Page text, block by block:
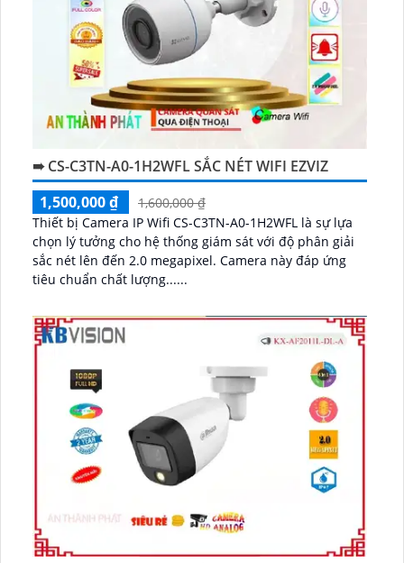
➠ CS-C3TN-A0-1H2WFL SẮC NÉT WIFI EZVIZ
1,500,000 ₫
1,600,000 ₫
Thiết bị Camera IP Wifi CS-C3TN-A0-1H2WFL là sự lựa
chọn lý tưởng cho hệ thống giám sát với độ phân giải
sắc nét lên đến 2.0 megapixel. Camera này đáp ứng
tiêu chuẩn chất lượng......